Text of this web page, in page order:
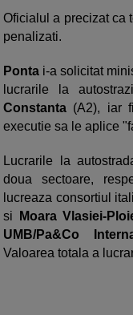
Oficialul a precizat ca
penalizati.
Ponta i-a solicitat
lucrarile la
Constanta (A2), iar
executie sa le aplice
Lucrarile la
doua sectoare,
lucreaza consortiul
si
Moara Vlasiei-
UMB/Pa&Co
Valoarea totala a